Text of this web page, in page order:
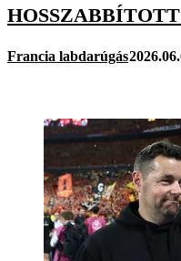
Francia labdarúgás